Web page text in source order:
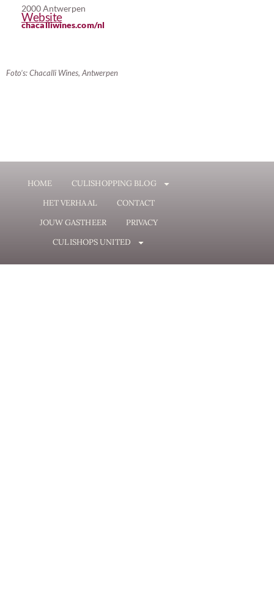
2000 Antwerpen
Website
chacalliwines.com/nl
Foto’s: Chacalli Wines, Antwerpen
HOME
CULISHOPPING BLOG
HET VERHAAL
CONTACT
JOUW GASTHEER
PRIVACY
CULISHOPS UNITED